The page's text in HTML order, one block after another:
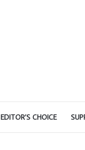
EDITOR’S CHOICE